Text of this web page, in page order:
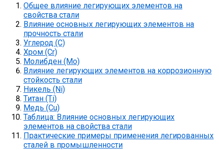
Общее влияние легирующих элементов на
свойства стали
Влияние основных легирующих элементов на
прочность стали
Углерод (C)
Хром (Cr)
Молибден (Mo)
Влияние легирующих элементов на коррозионную
стойкость стали
Никель (Ni)
Титан (Ti)
Медь (Cu)
Таблица: Влияние основных легирующих
элементов на свойства стали
Практические примеры применения легированных
сталей в промышленности